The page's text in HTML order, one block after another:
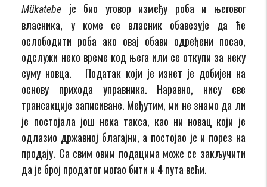
Mükatebe
je био уговор између роба и његовог
власника, у коме се власник обавезује да ће
ослободити роба ако овај обави одређени посао,
одслужи неко време код њега или се откупи за неку
суму новца. Податак који је изнет је добијен на
основу прихода управника. Наравно, нису све
трансакције записиване. Међутим, ми не знамо да ли
је постојала још нека такса, као ни новац који је
одлазио државној благајни, а постојао је и порез на
продају. Са свим овим подацима може се закључити
да је број продатог могао бити и 4 пута већи.